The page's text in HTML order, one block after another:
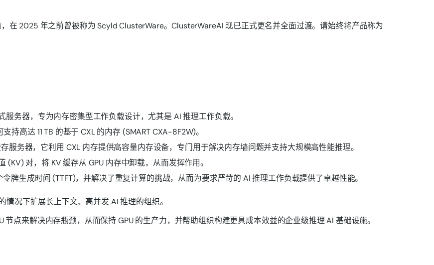
在 2025 年之前曾被称为 Scyld ClusterWare。ClusterWareAI 现已正式更名并全面过渡。请始终将产品称为
务器，专为内存密集型工作负载设计，尤其是 AI 推理工作负载。
持高达 11 TB 的基于 CXL 的内存 (SMART CXA-8F2W)。
服务器，它利用 CXL 内存提供高容量内存设备，专门用于解决内存墙问题并支持大规模高性能推理。
对，将 KV 缓存从 GPU 内存中卸载，从而发挥作用。
牌生成时间 (TTFT)，并解决了重复计算的挑战，从而为要求严苛的 AI 推理工作负载提供了卓越性能。
况下扩展长上下文、高并发 AI 推理的组织。
点来解决内存瓶颈，从而保持 GPU 的生产力，并帮助组织构建更具成本效益的企业级推理 AI 基础设施。